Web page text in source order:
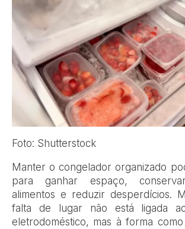
Foto: Shutterstock
M anter o congelador organizado
para ganhar espaço,
alimentos e reduzir desperdícios.
falta de lugar não está ligada
eletrodoméstico, mas à forma